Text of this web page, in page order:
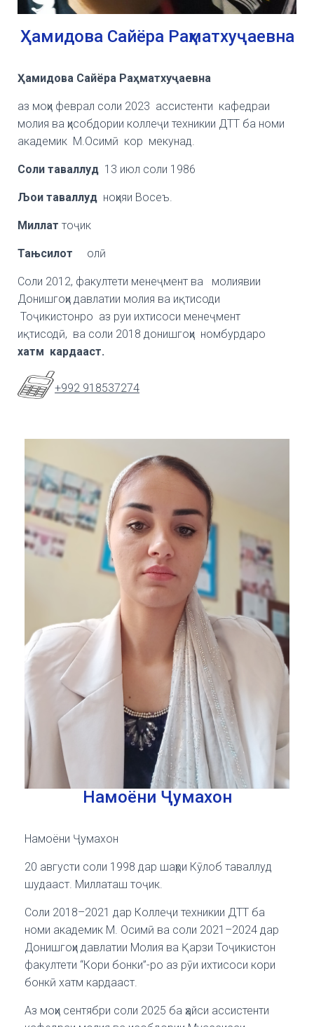
Ҳамидова Сайёра Раҳматхуҷаевна
Ҳамидова Сайёра Раҳматхуҷаевна
аз моҳи феврал соли 2023 ассистенти кафедраи
молия ва ҳисобдории коллеҷи техникии ДТТ ба номи
академик М.Осимӣ кор мекунад.
Соли таваллуд 13 июл соли 1986
Љои таваллуд ноҳияи Восеъ.
Миллат тоҷик
Тањсилот олӣ
Соли 2012, факултети менеҷмент ва молиявии
Донишгоҳи давлатии молия ва иқтисоди
Тоҷикистонро аз руи ихтисоси менеҷмент
иқтисодӣ, ва соли 2018 донишгоҳи номбурдаро
хатм кардааст.
+992 91 8537274
Намоёни Ҷумахон
Намоёни Ҷумахон
20 августи соли 1998 дар шаҳри Кӯлоб таваллуд
шудааст. Миллаташ тоҷик.
Соли 2018–2021 дар Коллеҷи техникии ДТТ ба
номи академик М. Осимӣ ва соли 2021–2024 дар
Донишгоҳи давлатии Молия ва Қарзи Тоҷикистон
факултети “Кори бонки”-ро аз рӯи ихтисоси кори
бонкӣ хатм кардааст.
Аз моҳи сентябри соли 2025 ба ҳайси ассистенти